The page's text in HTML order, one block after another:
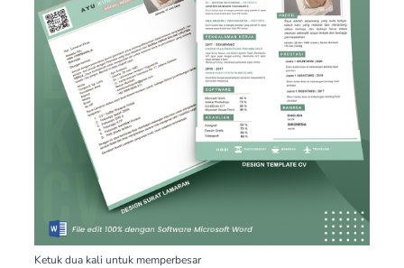
Ketuk dua kali untuk memperbesar